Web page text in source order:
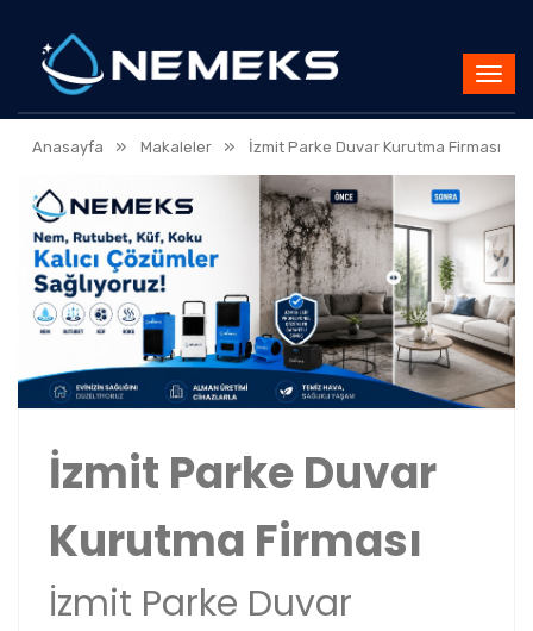
Anasayfa » Makaleler » İzmit Parke Duvar Kurutma Firması
İzmit Parke Duvar
Kurutma Firması
İzmit Parke Duvar